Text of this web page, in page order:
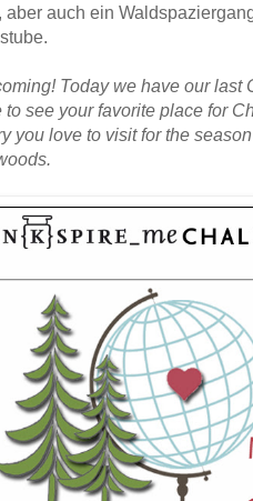
aber auch ein
Today we have our last
see your favorite place for
you love to visit for the